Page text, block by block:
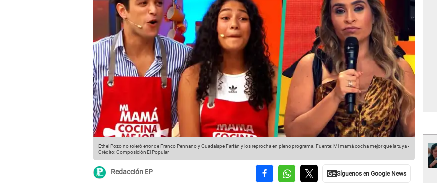
Ethel Pozo no toleró error de Franco Pennano y Guadalupe Farfán y los reprocha en pleno programa. Fuente: Mi mamá cocina mejor que la tuya-
Crédito: Composición El Popular
Redacción EP